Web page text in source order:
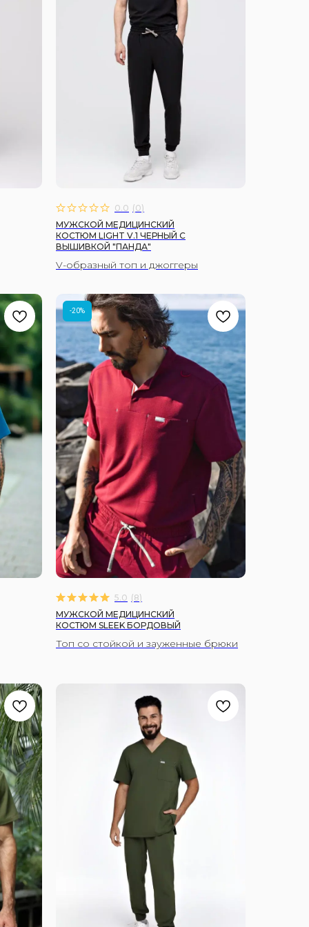
0.0 (0)
МУЖСКОЙ МЕДИЦИНСКИЙ
КОСТЮМ LIGHT V.1 ЧЕРНЫЙ C
ВЫШИВКОЙ "ПАНДА"
V-образный топ и джоггеры
-20%
5.0 (8)
МУЖСКОЙ МЕДИЦИНСКИЙ
КОСТЮМ SLEEK БОРДОВЫЙ
Топ со стойкой и зауженные брюки